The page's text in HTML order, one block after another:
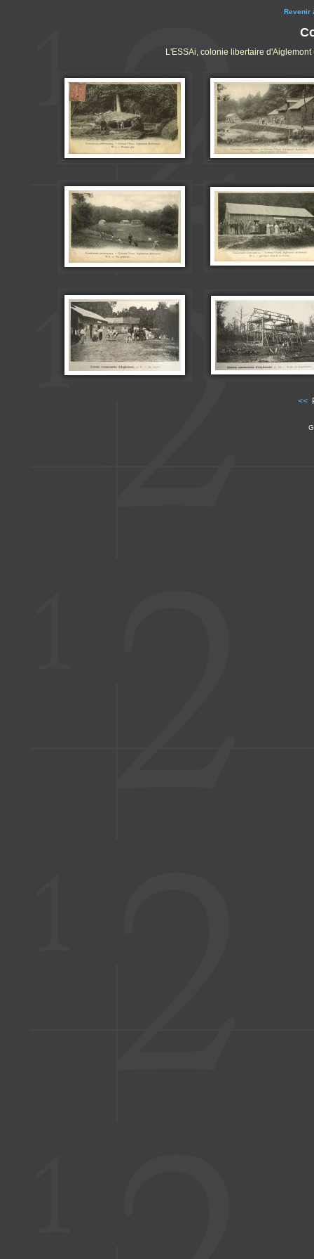
Revenir
L'ESSAi, colonie libertaire
<<